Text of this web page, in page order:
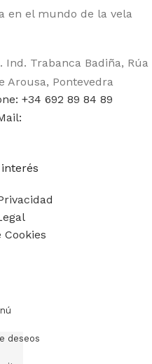
en el mundo de la vela
Ind. Trabanca Badiña, Rúa
Arousa, Pontevedra
+34 692 89 84 89
deseos